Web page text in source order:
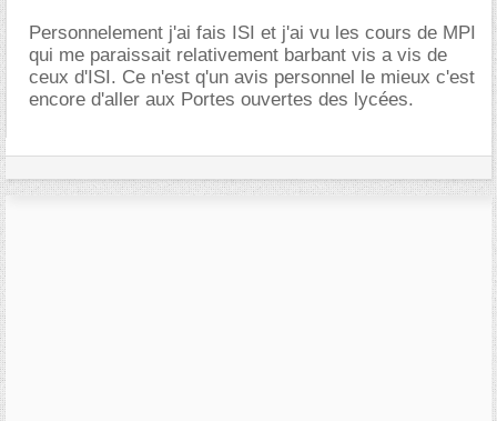
Personnelement j'ai fais ISI et j'ai vu les cours de MPI
qui me paraissait relativement barbant vis a vis de
ceux d'ISI. Ce n'est q'un avis personnel le mieux c'est
encore d'aller aux Portes ouvertes des lycées.